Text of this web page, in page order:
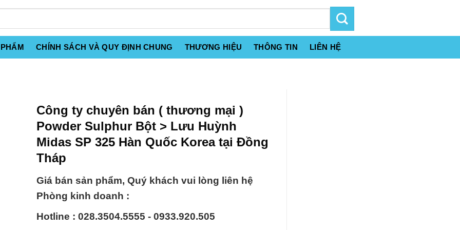
CHÍNH SÁCH VÀ QUY ĐỊNH CHUNG THƯƠNG HIỆU THÔNG TIN LIÊN HỆ
Công ty chuyên bán ( thương mại )
Powder Sulphur Bột > Lưu Huỳnh
Midas SP 325 Hàn Quốc Korea tại Đồng
Tháp
Giá bán sản phẩm, Quý khách vui lòng liên hệ
Phòng kinh doanh :
Hotline : 028.3504.5555 - 0933.920.505